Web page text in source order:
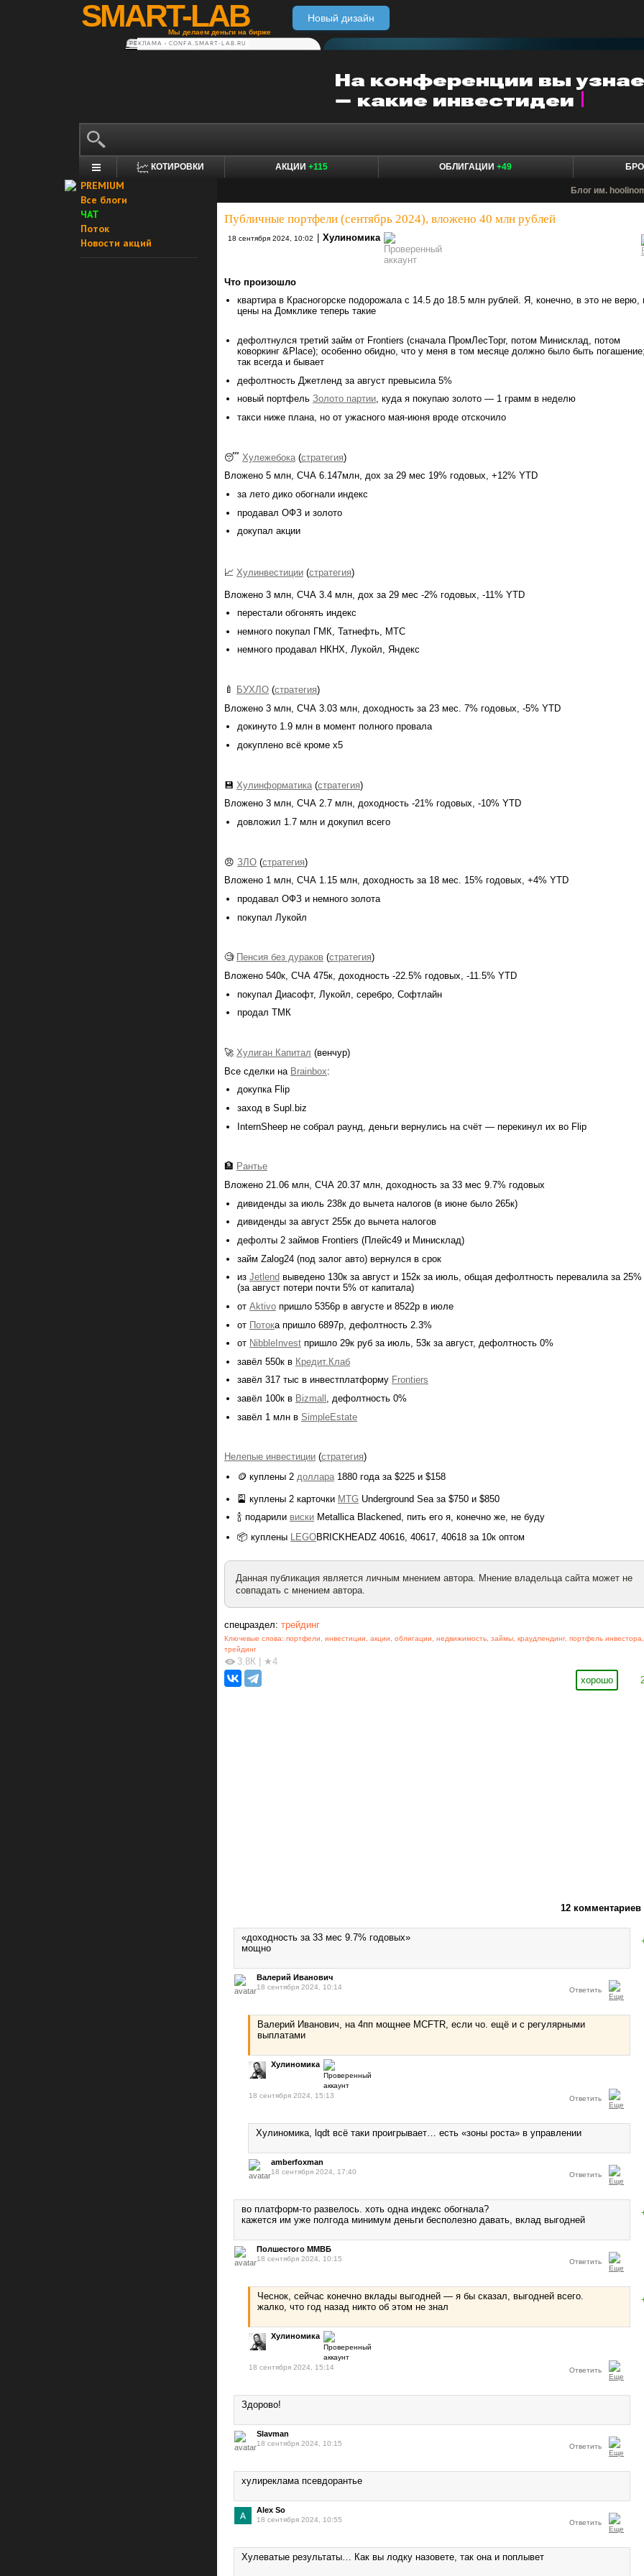
SMART-LAB
Мы делаем деньги на бирже
Новый дизайн
РЕКЛАМА • CONFA.SMART-LAB.RU
КОТИРОВКИ АКЦИИ +115 ОБЛИГАЦИИ +49
PREMIUM
Все блоги
ЧАТ
Поток
Новости акций
Блог им.
Публичные портфели (сентябрь 2024), вложено 40 млн рублей
18 сентября 2024, 10:02 Хулиномика
Что произошло
квартира в Красногорске подорожала с 14.5 до 18.5 млн рублей. Я, конечно, в это не верю,
цены на Домклике теперь такие
дефолтнулся третий займ от Frontiers (сначала ПромЛесТорг, потом Минисклад, потом
коворкинг &Place); особенно обидно, что у меня в том месяце должно было быть
так всегда и бывает
дефолтность Джетленд за август превысила 5%
новый портфель Золото партии, куда я покупаю золото — 1 грамм в неделю
такси ниже плана, но от ужасного мая-июня вроде отскочило
😴 Хулежебока (стратегия)
Вложено 5 млн, СЧА 6.147млн, дох за 29 мес 19% годовых, +12% YTD
за лето дико обогнали индекс
продавал ОФЗ и золото
докупал акции
📈 Хулинвестиции (стратегия)
Вложено 3 млн, СЧА 3.4 млн, дох за 29 мес -2% годовых, -11% YTD
перестали обгонять индекс
немного покупал ГМК, Татнефть, МТС
немного продавал НКНХ, Лукойл, Яндекс
🍼 БУХЛО (стратегия)
Вложено 3 млн, СЧА 3.03 млн, доходность за 23 мес. 7% годовых, -5% YTD
докинуто 1.9 млн в момент полного провала
докуплено всё кроме х5
💾 Хулинформатика (стратегия)
Вложено 3 млн, СЧА 2.7 млн, доходность -21% годовых, -10% YTD
довложил 1.7 млн и докупил всего
😠 ЗЛО (стратегия)
Вложено 1 млн, СЧА 1.15 млн, доходность за 18 мес. 15% годовых, +4% YTD
продавал ОФЗ и немного золота
покупал Лукойл
🧐 Пенсия без дураков (стратегия)
Вложено 540к, СЧА 475к, доходность -22.5% годовых, -11.5% YTD
покупал Диасофт, Лукойл, серебро, Софтлайн
продал ТМК
🚀 Хулиган Капитал (венчур)
Все сделки на Brainbox:
докупка Flip
заход в Supl.biz
InternSheep не собрал раунд, деньги вернулись на счёт — перекинул их во Flip
🏦 Рантье
Вложено 21.06 млн, СЧА 20.37 млн, доходность за 33 мес 9.7% годовых
дивиденды за июль 238к до вычета налогов (в июне было 265к)
дивиденды за август 255к до вычета налогов
дефолты 2 займов Frontiers (Плейс49 и Минисклад)
займ Zalog24 (под залог авто) вернулся в срок
из Jetlend выведено 130к за август и 152к за июль, общая дефолтность перевалила за 25%
(за август потери почти 5% от капитала)
от Aktivo пришло 5356р в августе и 8522р в июле
от Потока пришло 6897р, дефолтность 2.3%
от NibbleInvest пришло 29к руб за июль, 53к за август, дефолтность 0%
завёл 550к в Кредит.Клаб
завёл 317 тыс в инвестплатформу Frontiers
завёл 100к в Bizmall , дефолтность 0%
завёл 1 млн в SimpleEstate
Нелепые инвестиции (стратегия)
🪙 куплены 2 доллара1880 года за $225 и $158
🎴 куплены 2 карточки MTG Underground Sea за $750 и $850
🍾 подарили виски Metallica Blackened, пить его я, конечно же, не буду
📦 куплены LEGOBRICKHEADZ 40616, 40617, 40618 за 10к оптом
Данная публикация является личным мнением автора. Мнение владельца сайта может не
совпадать с мнением автора.
спецраздел: трейдинг
Ключевые слова: портфели, инвестиции, акции, облигации, недвижимость, займы, краудлендинг, портфель инвестора,
трейдинг
3.8К
★4
хорошо
12 комментариев
«доходность за 33 мес 9.7% годовых»
мощно
Валерий Иванович
18 сентября 2024, 10:14 Ответить
Валерий Иванович, на 4пп мощнее MCFTR, если чо. ещё и с регулярными
выплатами
Хулиномика
18 сентября 2024, 15:13 Ответить
Хулиномика, lqdt всё таки проигрывает… есть «зоны роста» в управлении
amberfoxman
18 сентября 2024, 17:40 Ответить
во платформ-то развелось. хоть одна индекс обогнала?
кажется им уже полгода минимум деньги бесполезно давать, вклад выгодней
Полшестого ММВБ
18 сентября 2024, 10:15 Ответить
Чеснок, сейчас конечно вклады выгодней — я бы сказал, выгодней всего.
жалко, что год назад никто об этом не знал
Хулиномика
18 сентября 2024, 15:14 Ответить
Здорово!
Slavman
18 сентября 2024, 10:15 Ответить
хулиреклама псевдорантье
Alex So
18 сентября 2024, 10:55 Ответить
Хулеватые результаты… Как вы лодку назовете, так она и поплывет